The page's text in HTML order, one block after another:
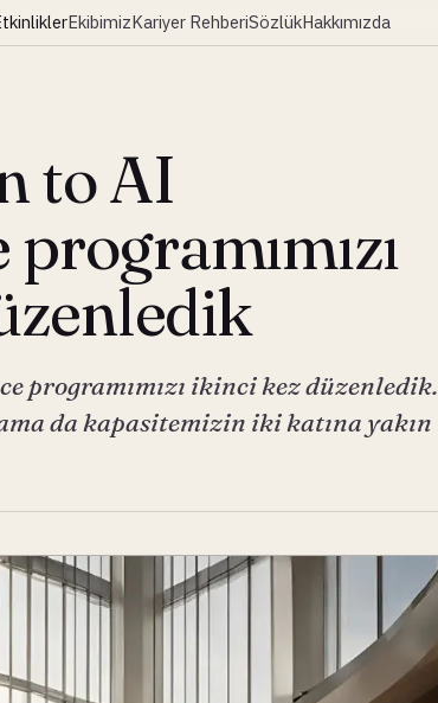
EkibimizKariyer RehberiSözlükHakkımızda
to AI
programımızı ikinci kez düzenledik.
da kapasitemizin iki katına yakın